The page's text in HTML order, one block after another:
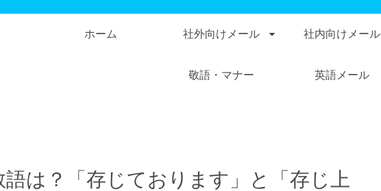
ホーム 社外向けメール 社内向けメール
敬語・マナー 英語メール
語は？「存じております」と「存じ上